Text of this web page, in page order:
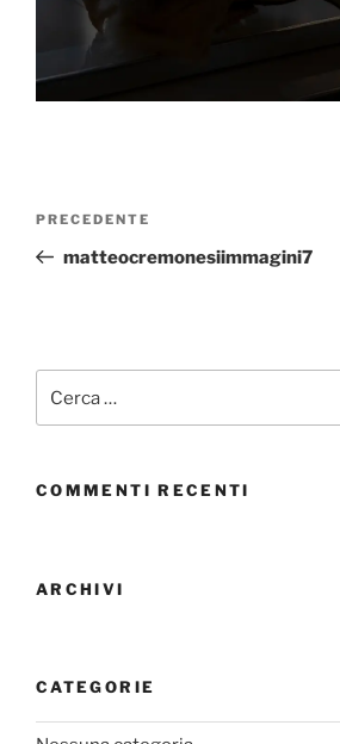
PRECEDENTE
matteocremonesiimmagini7
COMMENTI RECENTI
ARCHIVI
CATEGORIE